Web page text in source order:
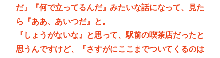
だ』『何で立ってるんだ』みたいな話になって、見た
ら『ああ、あいつだ』と。
『しょうがないな』と思って、駅前の喫茶店だったと
思うんですけど、『さすがにここまでついてくるのは